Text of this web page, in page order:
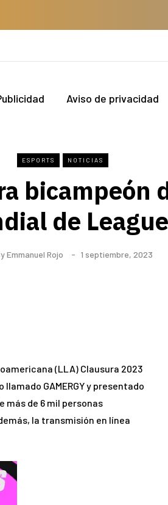
Aviso de privacidad
ESPORTS NOTICIAS
bicampeón
de
Emmanuel Rojo 1 septiembre, 2023
(LLA) Clausura 2023
GAMERGY y presentado
más de 6 mil personas
la transmisión en línea